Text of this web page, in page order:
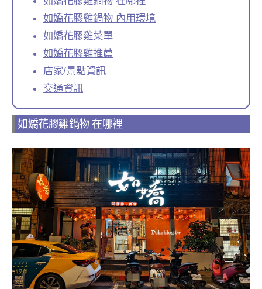
如嬌花膠雞鍋物 內用環境
如嬌花膠雞菜單
如嬌花膠雞推薦
店家/景點資訊
交通資訊
如嬌花膠雞鍋物 在哪裡